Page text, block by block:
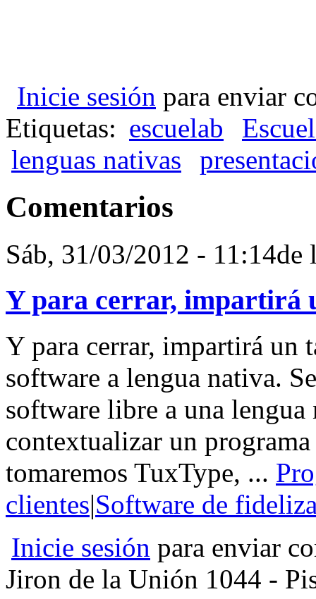
Inicie sesión para enviar
Etiquetas: escuelab
lenguas nativas
Comentarios
Sáb, 31/03/2012 -
Y para cerrar, impartirá
Y para cerrar, impartirá un
software a lengua nativa.
software libre a una
contextualizar un
tomaremos TuxType, ...
clientes|Software de
Inicie sesión para enviar
Jiron de la Unión 1044 -